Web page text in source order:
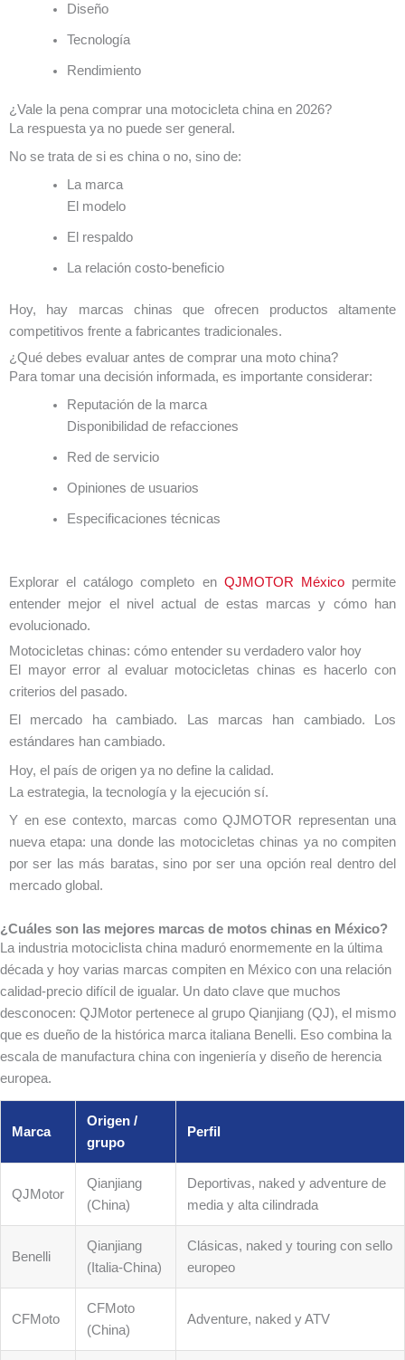
Diseño
Tecnología
Rendimiento
¿Vale la pena comprar una motocicleta china en 2026?
La respuesta ya no puede ser general.
No se trata de si es china o no, sino de:
La marca
El modelo
El respaldo
La relación costo-beneficio
Hoy, hay marcas chinas que ofrecen productos altamente
competitivos frente a fabricantes tradicionales.
¿Qué debes evaluar antes de comprar una moto china?
Para tomar una decisión informada, es importante considerar:
Reputación de la marca
Disponibilidad de refacciones
Red de servicio
Opiniones de usuarios
Especificaciones técnicas
Explorar el catálogo completo en QJMOTOR Méxicopermite
entender mejor el nivel actual de estas marcas y cómo han
evolucionado.
Motocicletas chinas: cómo entender su verdadero valor hoy
El mayor error al evaluar motocicletas chinas es hacerlo con
criterios del pasado.
El mercado ha cambiado. Las marcas han cambiado. Los
estándares han cambiado.
Hoy, el país de origen ya no define la calidad.
La estrategia, la tecnología y la ejecución sí.
Y en ese contexto, marcas como QJMOTOR representan una
nueva etapa: una donde las motocicletas chinas ya no compiten
por ser las más baratas, sino por ser una opción real dentro del
mercado global.
¿Cuáles son las mejores marcas de motos chinas en México?
La industria motociclista china maduró enormemente en la última
década y hoy varias marcas compiten en México con una relación
calidad-precio difícil de igualar. Un dato clave que muchos
desconocen: QJMotor pertenece al grupo Qianjiang (QJ), el mismo
que es dueño de la histórica marca italiana Benelli. Eso combina la
escala de manufactura china con ingeniería y diseño de herencia
europea.
Marca
Origen /
grupo
Perfil
QJMotor
Qianjiang
(China)
Deportivas, naked y adventure de
media y alta cilindrada
Benelli
Qianjiang
(Italia-China)
Clásicas, naked y touring con sello
europeo
CFMoto
CFMoto
(China)
Adventure, naked y ATV